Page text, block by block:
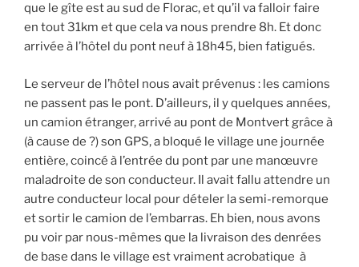
que le gîte est au sud de Florac, et qu’il va falloir faire
en tout 31km et que cela va nous prendre 8h. Et donc
arrivée à l’hôtel du pont neuf à 18h45, bien fatigués.
Le serveur de l’hôtel nous avait prévenus : les camions
ne passent pas le pont. D’ailleurs, il y quelques années,
un camion étranger, arrivé au pont de Montvert grâce à
(à cause de ?) son GPS, a bloqué le village une journée
entière, coincé à l’entrée du pont par une manœuvre
maladroite de son conducteur. Il avait fallu attendre un
autre conducteur local pour dételer la semi-remorque
et sortir le camion de l’embarras. Eh bien, nous avons
pu voir par nous-mêmes que la livraison des denrées
de base dans le village est vraiment acrobatique à